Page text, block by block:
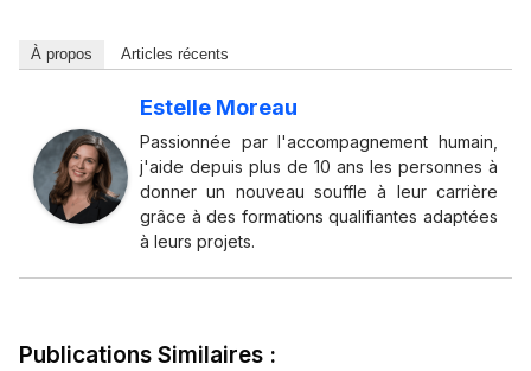
À propos Articles récents
Estelle Moreau
Passionnée par l'accompagnement humain,
j'aide depuis plus de 10 ans les personnes à
donner un nouveau souffle à leur carrière
grâce à des formations qualifiantes adaptées
à leurs projets.
Publications Similaires :